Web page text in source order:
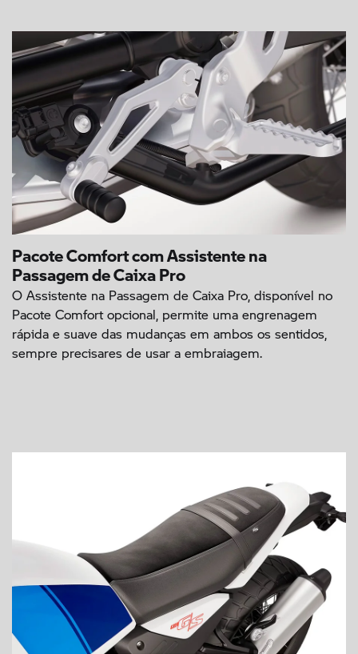
Pacote Comfort com Assistente na
Passagem de Caixa Pro
O Assistente na Passagem de Caixa Pro, disponível no
Pacote Comfort opcional, permite uma engrenagem
rápida e suave das mudanças em ambos os sentidos,
sempre precisares de usar a embraiagem.